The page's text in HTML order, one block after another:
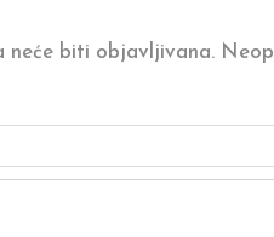
neće biti objavljivana.